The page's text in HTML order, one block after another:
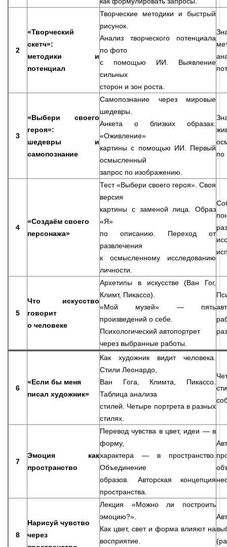
2
«Творческий
скетч»:
методики и
потенциал
Творческие методики и быстрый
рисунок.
Анализ творческого потенциала
по фото
с помощью ИИ. Выявление
сильных
сторон и зон роста.
3
«Выбери своего
героя»:
шедевры и
самопознание
Самопознание через мировые
шедевры.
Анкета о близких образах.
«Оживление»
картины с помощью ИИ. Первый
осмысленный
запрос по изображению.
по
4
«Создаём своего
персонажа»
Тест «Выбери своего героя». Своя
версия
картины с заменой лица. Образ
«Я»
по описанию. Переход от
развлечения
к осмысленному исследованию
личности.
5
Что искусство
говорит
о человеке
Архетипы в искусстве (Ван Гог,
Климт, Пикассо).
«Мой музей» — пять
произведений о себе.
Психологический автопортрет
через выбранные работы.
6
«Если бы меня
писал художник»
Как художник видит человека.
Стили Леонардо,
Ван Гога, Климта, Пикассо.
Таблица анализа
стилей. Четыре портрета в разных
стилях.
7
Эмоция как
пространство
Перевод чувства в цвет, идеи — в
форму,
характера — в пространство.
Объединение
образов. Авторская концепция
пространства.
8
Нарисуй чувство
через
Лекция «Можно ли построить
эмоцию?».
Как цвет, свет и форма влияют на
восприятие.